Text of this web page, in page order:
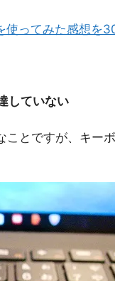
ってみた感想を
していない
とですが、キー